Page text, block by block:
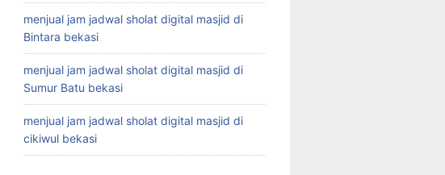
menjual jam jadwal sholat digital masjid di
Bintara bekasi
menjual jam jadwal sholat digital masjid di
Sumur Batu bekasi
menjual jam jadwal sholat digital masjid di
cikiwul bekasi